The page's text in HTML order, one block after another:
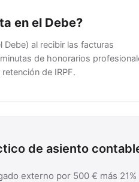
en el Debe?
Debe) al recibir las facturas
de honorarios
de IRPF.
de asiento
externo por 500 € más